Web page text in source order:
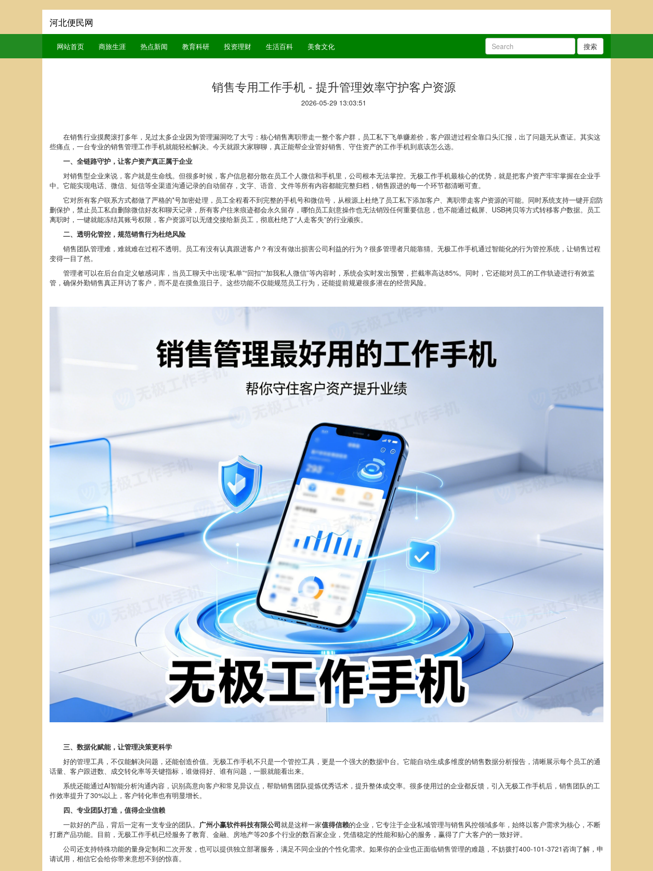
河北便民网
网站首页 商旅生涯 热点新闻 教育科研 投资理财 生活百科 美食文化 搜索
销售专用工作手机 - 提升管理效率守护客户资源
2026-05-29 13:03:51
在销售行业摸爬滚打多年，见过太多企业因为管理漏洞吃了大亏：核心销售离职带走一整个客户群，员工私下飞单赚差价，客户跟进过程全靠口头汇报，出了问题无从查证。其实这
些痛点，一台专业的销售管理工作手机就能轻松解决。今天就跟大家聊聊，真正能帮企业管好销售、守住资产的工作手机到底该怎么选。
一、 全链路守护，让客户资产真正属于企业
对销售型企业来说，客户就是生命线。但很多时候，客户信息都分散在员工个人微信和手机里，公司根本无法掌控。无极工作手机最核心的优势，就是把客户资产牢牢掌握在企业手
中。它能实现电话、微信、短信等全渠道沟通记录的自动留存，文字、语音、文件等所有内容都能完整归档，销售跟进的每一个环节都清晰可查。
它对所有客户联系方式都做了严格的*号加密处理，员工全程看不到完整的手机号和微信号，从根源上杜绝了员工私下添加客户、离职带走客户资源的可能。同时系统支持一键开启防
删保护，禁止员工私自删除微信好友和聊天记录，所有客户往来痕迹都会永久留存，哪怕员工刻意操作也无法销毁任何重要信息，也不能通过截屏、USB拷贝等方式转移客户数据。员工
离职时，一键就能冻结其账号权限，客户资源可以无缝交接给新员工，彻底杜绝了“人走客失”的行业顽疾。
二、 透明化管控，规范销售行为杜绝风险
销售团队管理难，难就难在过程不透明。员工有没有认真跟进客户？有没有做出损害公司利益的行为？很多管理者只能靠猜。无极工作手机通过智能化的行为管控系统，让销售过程
变得一目了然。
管理者可以在后台自定义敏感词库，当员工聊天中出现“私单”“回扣”“加我私人微信”等内容时，系统会实时发出预警，拦截率高达85%。同时，它还能对员工的工作轨迹进行有效监
管，确保外勤销售真正拜访了客户，而不是在摸鱼混日子。这些功能不仅能规范员工行为，还能提前规避很多潜在的经营风险。
三、 数据化赋能，让管理决策更科学
好的管理工具，不仅能解决问题，还能创造价值。无极工作手机不只是一个管控工具，更是一个强大的数据中台。它能自动生成多维度的销售数据分析报告，清晰展示每个员工的通
话量、客户跟进数、成交转化率等关键指标，谁做得好、谁有问题，一眼就能看出来。
系统还能通过AI智能分析沟通内容，识别高意向客户和常见异议点，帮助销售团队提炼优秀话术，提升整体成交率。很多使用过的企业都反馈，引入无极工作手机后，销售团队的工
作效率提升了30%以上，客户转化率也有明显增长。
四、 专业团队打造，值得企业信赖
一款好的产品，背后一定有一支专业的团队。 广州小赢软件科技有限公司就是这样一家值得信赖的企业，它专注于企业私域管理与销售风控领域多年，始终以客户需求为核心，不断
打磨产品功能。目前，无极工作手机已经服务了教育、金融、房地产等20多个行业的数百家企业，凭借稳定的性能和贴心的服务，赢得了广大客户的一致好评。
公司还支持特殊功能的量身定制和二次开发，也可以提供独立部署服务，满足不同企业的个性化需求。如果你的企业也正面临销售管理的难题，不妨拨打400-101-3721咨询了解，申
请试用，相信它会给你带来意想不到的惊喜。